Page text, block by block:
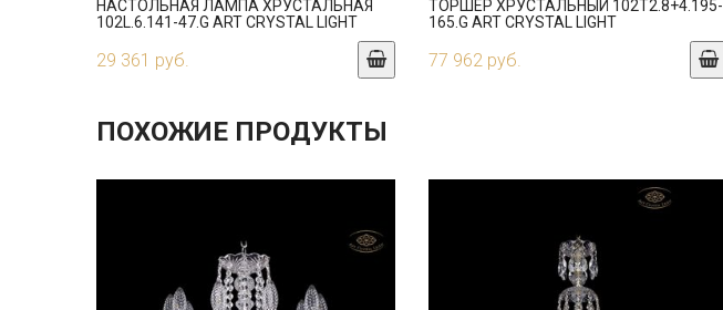
НАСТОЛЬНАЯ ЛАМПА ХРУСТАЛЬНАЯ
102L.6.141-47.G ART CRYSTAL LIGHT
29 361 руб.
ТОРШЕР ХРУСТАЛЬНЫЙ 102T2.8+4.195-
165.G ART CRYSTAL LIGHT
77 962 руб.
ПОХОЖИЕ ПРОДУКТЫ